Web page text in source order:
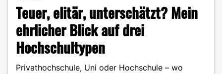
Teuer, elitär, unterschätzt? Mein
ehrlicher Blick auf drei
Hochschultypen
Privathochschule, Uni oder Hochschule – wo